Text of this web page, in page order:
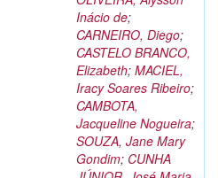
Inácio de;
CARNEIRO, Diego;
CASTELO BRANCO,
Elizabeth; MACIEL,
Iracy Soares Ribeiro;
CAMBOTA,
Jacqueline Nogueira;
SOUZA, Jane Mary
Gondim; CUNHA